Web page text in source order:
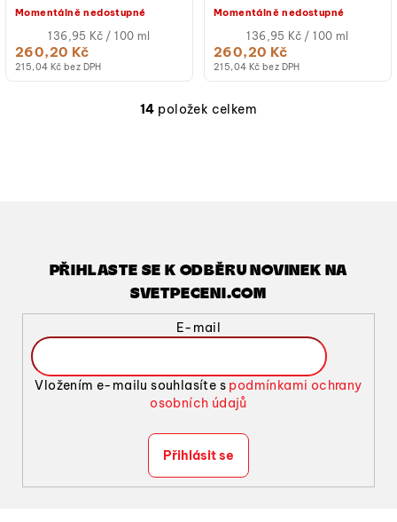
215,04 Kč bez DPH
260,20 Kč
Měrná
cena:
136,95 Kč / 100 ml
Momentálně nedostupné
215,04 Kč bez DPH
260,20 Kč
Měrná
cena:
136,95 Kč / 100 ml
Momentálně nedostupné
O
í
p
r
v
k
v
ý
i
s
u
14 položek celkem
PŘIHLASTE SE K ODBĚRU NOVINEK NA
SVETPECENI.COM
E-mail
Vložením e-mailu souhlasíte s podmínkami ochrany
osobních údajů
Přihlásit se